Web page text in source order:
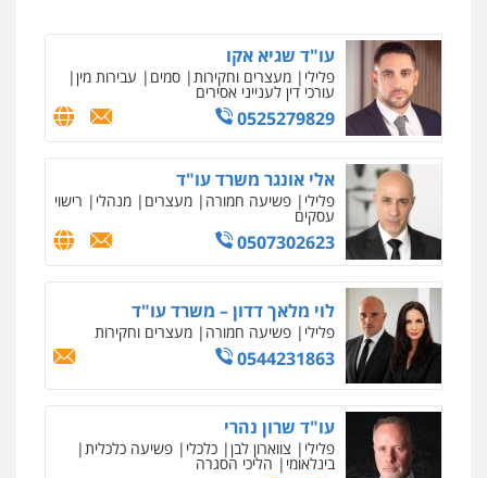
עו"ד שגיא אקו
פלילי מעצרים וחקירות סמים עבירות מין
עורכי דין לענייני אסירים
0525279829
אלי אונגר משרד עו"ד
פלילי פשיעה חמורה מעצרים מנהלי רישוי
עסקים
0507302623
לוי מלאך דדון – משרד עו"ד
פלילי פשיעה חמורה מעצרים וחקירות
0544231863
עו"ד שרון נהרי
פלילי צווארון לבן כלכלי פשיעה כלכלית
בינלאומי הליכי הסגרה